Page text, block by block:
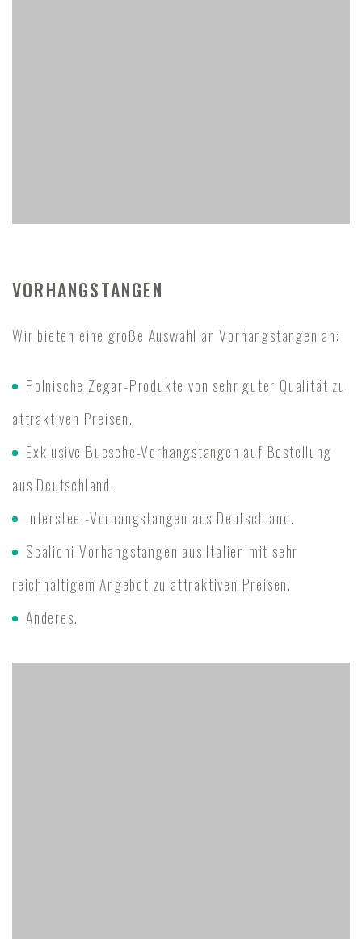
VORHANGSTANGEN
Wir bieten eine große Auswahl an Vorhangstangen an:
Polnische Zegar-Produkte von sehr guter Qualität zu
attraktiven Preisen.
Exklusive Buesche-Vorhangstangen auf Bestellung
aus Deutschland.
Intersteel-Vorhangstangen aus Deutschland.
Scalioni-Vorhangstangen aus Italien mit sehr
reichhaltigem Angebot zu attraktiven Preisen.
Anderes.